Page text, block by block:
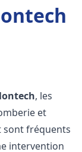
, les
et
sont fréquents
intervention